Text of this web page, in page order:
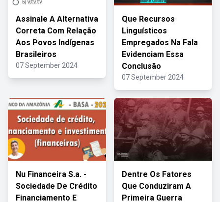
Assinale A Alternativa
Correta Com Relação
Aos Povos Indígenas
Brasileiros
07 September 2024
Que Recursos
Linguísticos
Empregados Na Fala
Evidenciam Essa
Conclusão
07 September 2024
Nu Financeira S.a. -
Sociedade De Crédito
Financiamento E
Dentre Os Fatores
Que Conduziram A
Primeira Guerra